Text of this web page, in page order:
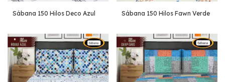
Sábana 150 Hilos Deco Azul Sábana 150 Hilos Fawn Verde